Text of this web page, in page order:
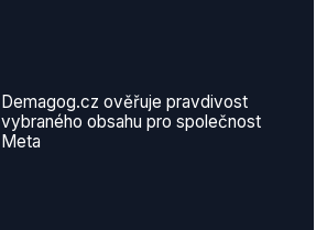
Demagog.cz ověřuje pravdivost
vybraného obsahu pro společnost
Meta